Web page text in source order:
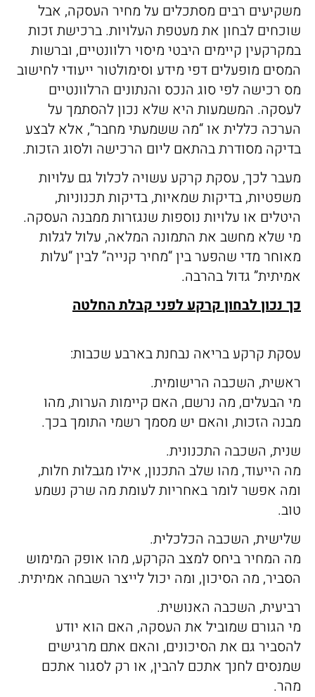
משקיעים רבים מסתכלים על מחיר העסקה, אבל
שוכחים לבחון את מעטפת העלויות. ברכישת זכות
במקרקעין קיימים היבטי מיסוי רלוונטיים, וברשות
המסים מופעלים דפי מידע וסימולטור ייעודי לחישוב
מס רכישה לפי סוג הנכס והנתונים הרלוונטיים
לעסקה. המשמעות היא שלא נכון להסתמך על
הערכה כללית או “מה ששמעתי מחבר”, אלא לבצע
בדיקה מסודרת בהתאם ליום הרכישה ולסוג הזכות.
מעבר לכך, עסקת קרקע עשויה לכלול גם עלויות
משפטיות, בדיקות שמאיות, בדיקות תכנוניות,
היטלים או עלויות נוספות שנגזרות ממבנה העסקה.
מי שלא מחשב את התמונה המלאה, עלול לגלות
מאוחר מדי שהפער בין “מחיר קנייה” לבין “עלות
אמיתית” גדול בהרבה.
כך נכון לבחון קרקע לפני קבלת החלטה
עסקת קרקע בריאה נבחנת בארבע שכבות:
ראשית, השכבה הרישומית.
מי הבעלים, מה נרשם, האם קיימות הערות, מהו
מבנה הזכות, והאם יש מסמך רשמי התומך בכך.
שנית, השכבה התכנונית.
מה הייעוד, מהו שלב התכנון, אילו מגבלות חלות,
ומה אפשר לומר באחריות לעומת מה שרק נשמע
טוב.
שלישית, השכבה הכלכלית.
מה המחיר ביחס למצב הקרקע, מהו אופק המימוש
הסביר, מה הסיכון, ומה יכול לייצר השבחה אמיתית.
רביעית, השכבה האנושית.
מי הגורם שמוביל את העסקה, האם הוא יודע
להסביר גם את הסיכונים, והאם אתם מרגישים
שמנסים לחנך אתכם להבין, או רק לסגור אתכם
מהר.